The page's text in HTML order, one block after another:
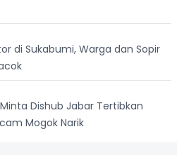
di Sukabumi, Warga dan Sopir
Dishub Jabar Tertibkan
Mogok Narik